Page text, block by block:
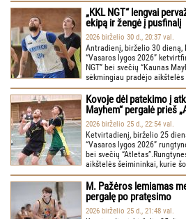
„KKL NGT“ lengvai
ekipą ir žengė į pusfinalį
2026 birželio 30 d., 20:37 val.
Antradienį, birželio 30 dieną,
“Vasaros lygos 2026”
NGT” bei svečių “Kaunas
sėkmingiau pradėjo
Kovoje dėl patekimo į
Mayhem“ pergalė prieš
2026 birželio 25 d., 22:54 val.
Ketvirtadienį, birželio 25
“Vasaros lygos 2026”
bei svečių
aikštelės šeimininkai, kurie
M. Pažėros lemiamas
pergalę po pratęsimo
2026 birželio 25 d., 21:48 val.